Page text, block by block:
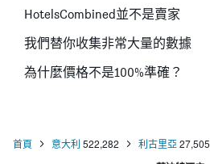
HotelsCombined並不是賣家
我們替你收集非常大量的數據
為什麼價格不是100%準確？
首頁 意大利 522,282 利古里亞 27,505